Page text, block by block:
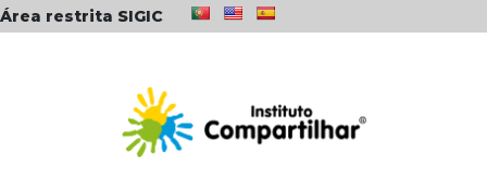
Área restrita SIGIC